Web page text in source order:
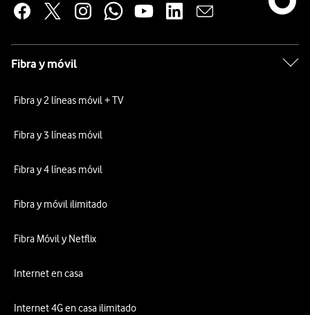
Fibra y móvil
Fibra y 2 líneas móvil + TV
Fibra y 3 líneas móvil
Fibra y 4 líneas móvil
Fibra y móvil ilimitado
Fibra Móvil y Netflix
Internet en casa
Internet 4G en casa ilimitado